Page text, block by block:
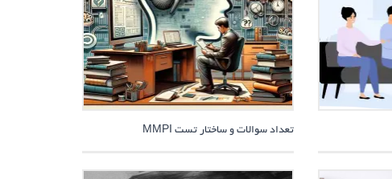
تعداد سوالات و ساختار تست MMPI